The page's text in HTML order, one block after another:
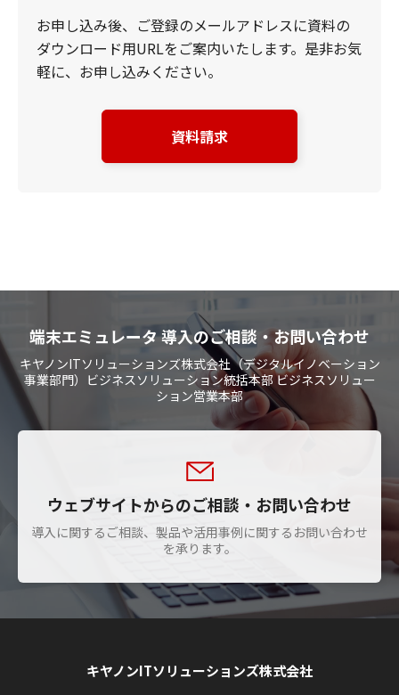
お申し込み後、ご登録のメールアドレスに資料の
ダウンロード用URLをご案内いたします。是非お気
軽に、お申し込みください。
資料請求
端末エミュレータ 導入のご相談・お問い合わせ
キヤノンITソリューションズ株式会社（デジタルイノベーション
事業部門）ビジネスソリューション統括本部 ビジネスソリュー
ション営業本部
ウェブサイトからのご相談・お問い合わせ
導入に関するご相談、製品や活用事例に関するお問い合わせ
を承ります。
キヤノンITソリューションズ株式会社